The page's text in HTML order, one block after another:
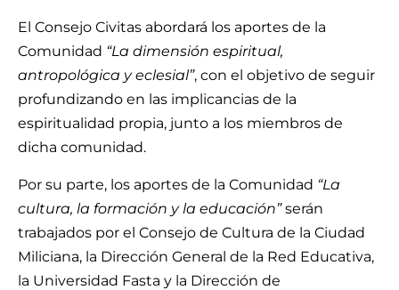
El Consejo Civitas abordará los aportes de la
Comunidad “La dimensión espiritual,
antropológica y eclesial”, con el objetivo de seguir
profundizando en las implicancias de la
espiritualidad propia, junto a los miembros de
dicha comunidad.
Por su parte, los aportes de la Comunidad “La
cultura, la formación y la educación”serán
trabajados por el Consejo de Cultura de la Ciudad
Miliciana, la Dirección General de la Red Educativa,
la Universidad Fasta y la Dirección de